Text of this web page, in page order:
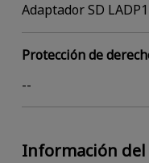
Adaptador SD LADP1
Protección de
--
Información